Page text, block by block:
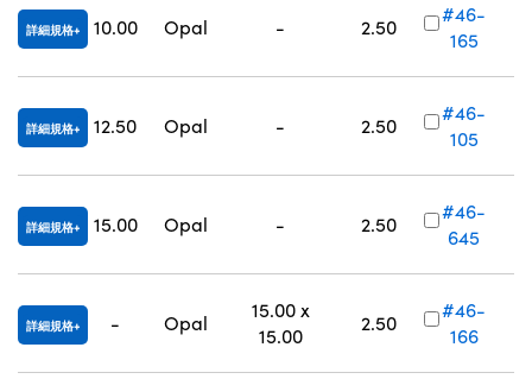
詳細規格 10.00 Opal - 2.50
#46-
165
詳細規格 12.50 Opal - 2.50
#46-
105
詳細規格 15.00 Opal - 2.50
#46-
645
詳細規格 - Opal
15.00 x
15.00
2.50
#46-
166